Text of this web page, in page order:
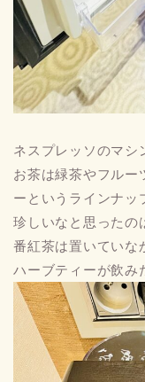
ネスプレッソのマシ
お茶は緑茶やフルー
ーというラインナッ
珍しいなと思ったの
番紅茶は置いていな
ハーブティーが飲み